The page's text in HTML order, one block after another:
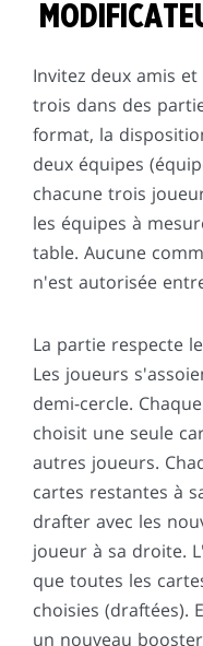
Invitez deux amis
trois dans des
format, la
deux équipes
chacune trois
les équipes à
table. Aucune
n'est autorisée
La partie respecte
Les joueurs
demi-cercle.
choisit une seule
autres joueurs.
cartes restantes à
drafter avec les
joueur à sa droite.
que toutes les
choisies (draftées).
un nouveau